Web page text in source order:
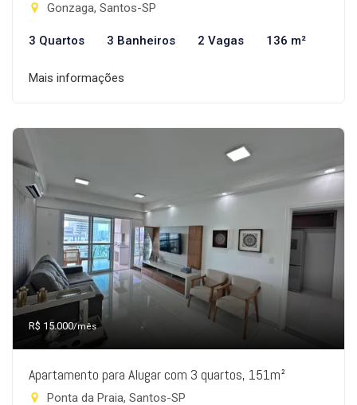
Gonzaga, Santos-SP
3 Quartos 3 Banheiros 2 Vagas 136 m²
Mais informações
R$ 15.000/mês
Apartamento para Alugar com 3 quartos, 151m²
Ponta da Praia, Santos-SP